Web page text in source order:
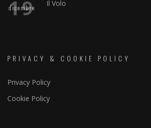
19
dicembre Il Volo
PRIVACY & COOKIE POLICY
Privacy Policy
Cookie Policy